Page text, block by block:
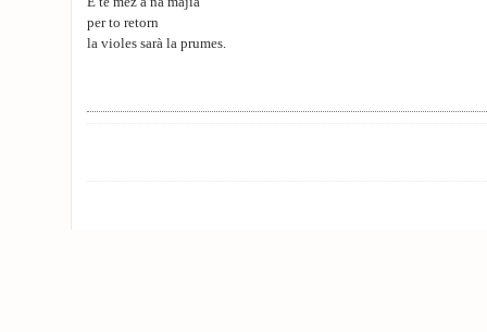
per to retorn
la violes sarà la prumes.